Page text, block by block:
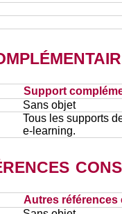
Support
Sans objet
Tous les supports
e-learning.
Autres références